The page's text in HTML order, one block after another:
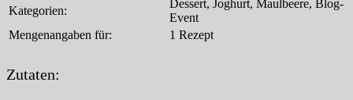
Kategorien:
Dessert, Joghurt, Maulbeere, Blog-
Event
Mengenangaben für:
1 Rezept
Zutaten: